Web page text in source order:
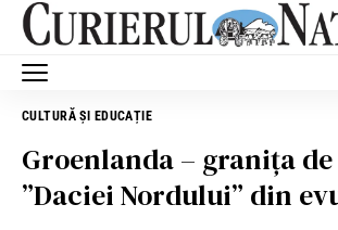
CULTURĂ ȘI EDUCAȚIE
Groenlanda – granița
”Daciei Nordului” din